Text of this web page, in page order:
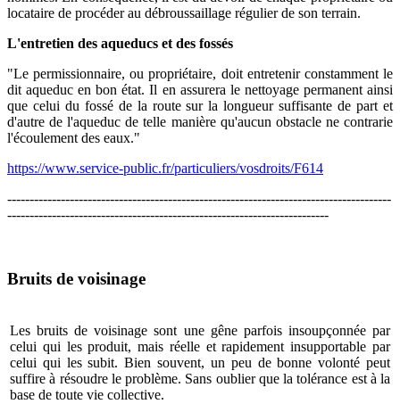
locataire de procéder au débroussaillage régulier de son terrain.
L'entretien des aqueducs et des fossés
"Le permissionnaire, ou propriétaire, doit entretenir constamment le
dit aqueduc en bon état. Il en assurera le nettoyage permanent ainsi
que celui du fossé de la route sur la longueur suffisante de part et
d'autre de l'aqueduc de telle manière qu'aucun obstacle ne contrarie
l'écoulement des eaux."
https://www.service-public.fr/particuliers/vosdroits/F614
--------------------------------------------------------------------------------------
------------------------------------------------------------------------
Bruits de voisinage
Les bruits de voisinage sont une gêne parfois insoupçonnée par
celui qui les produit, mais réelle et rapidement insupportable par
celui qui les subit. Bien souvent, un peu de bonne volonté peut
suffire à résoudre le problème. Sans oublier que la tolérance est à la
base de toute vie collective.